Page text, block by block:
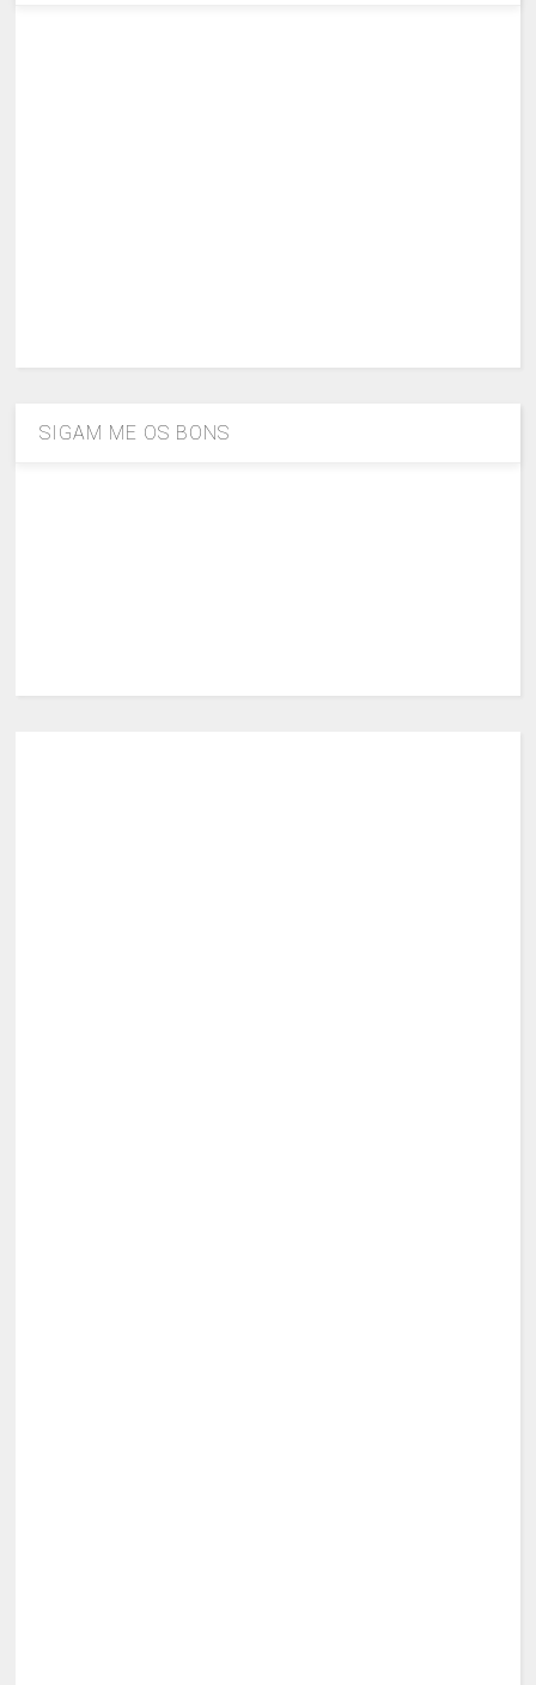
SIGAM ME OS BONS